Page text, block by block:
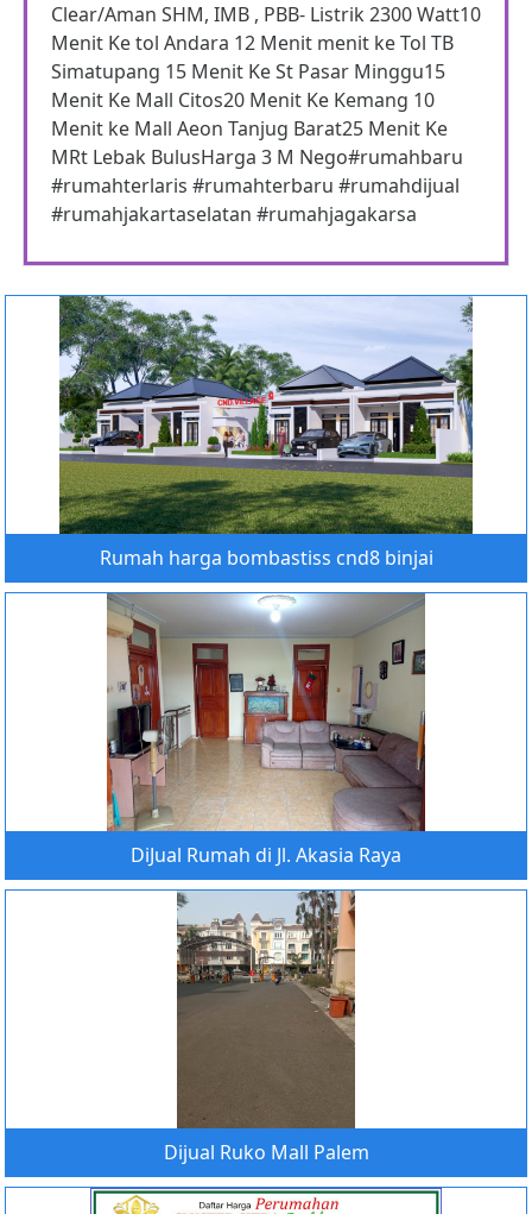
Clear/Aman SHM, IMB , PBB- Listrik 2300 Watt10
Menit Ke tol Andara 12 Menit menit ke Tol TB
Simatupang 15 Menit Ke St Pasar Minggu15
Menit Ke Mall Citos20 Menit Ke Kemang 10
Menit ke Mall Aeon Tanjug Barat25 Menit Ke
MRt Lebak BulusHarga 3 M Nego#rumahbaru
#rumahterlaris #rumahterbaru #rumahdijual
#rumahjakartaselatan #rumahjagakarsa
Rumah harga bombastiss cnd8 binjai
DiJual Rumah di Jl. Akasia Raya
Dijual Ruko Mall Palem